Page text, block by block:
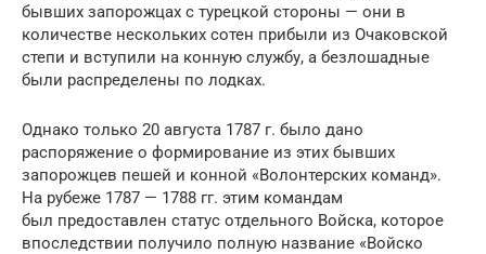
бывших запорожцах с турецкой стороны — они в
количестве нескольких сотен прибыли из Очаковской
степи и вступили на конную службу, а безлошадные
были распределены по лодках.
Однако только 20 августа 1787 г. было дано
распоряжение о формирование из этих бывших
запорожцев пешей и конной «Волонтерских команд».
На рубеже 1787 — 1788 гг. этим командам
был предоставлен статус отдельного Войска, которое
впоследствии получило полную название «Войско